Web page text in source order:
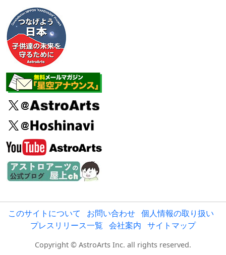
このサイトについて お問い合わせ 個人情報の取り扱い
プレスリリース一覧 会社案内 サイトマップ
Copyright © AstroArts Inc. all rights reserved.